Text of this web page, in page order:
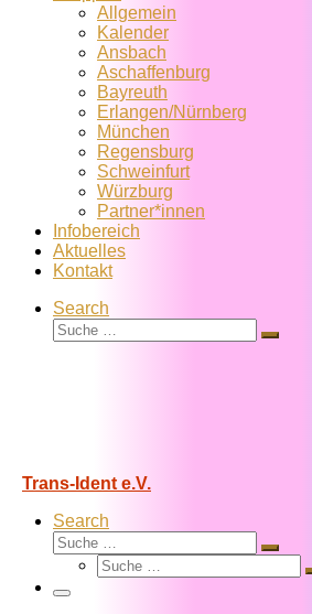
Allgemein
Kalender
Ansbach
Aschaffenburg
Bayreuth
Erlangen/Nürnberg
München
Regensburg
Schweinfurt
Würzburg
Partner*innen
Infobereich
Aktuelles
Kontakt
Search
Suche
Suche
Trans-Ident e.V.
Search
Suche
Suche
Suche
Menü